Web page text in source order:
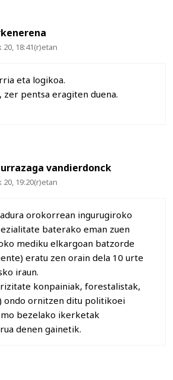
18:41(r)etan
eta logikoa.
pentsa eragiten duena.
vandierdonck
19:20(r)etan
orokorrean ingurugiroko
baterako eman zuen
mediku elkargoan batzorde
eratu zen orain dela 10 urte
iraun.
konpainiak, forestalistak,
ondo ornitzen ditu politikoei
bezelako ikerketak
denen gainetik.